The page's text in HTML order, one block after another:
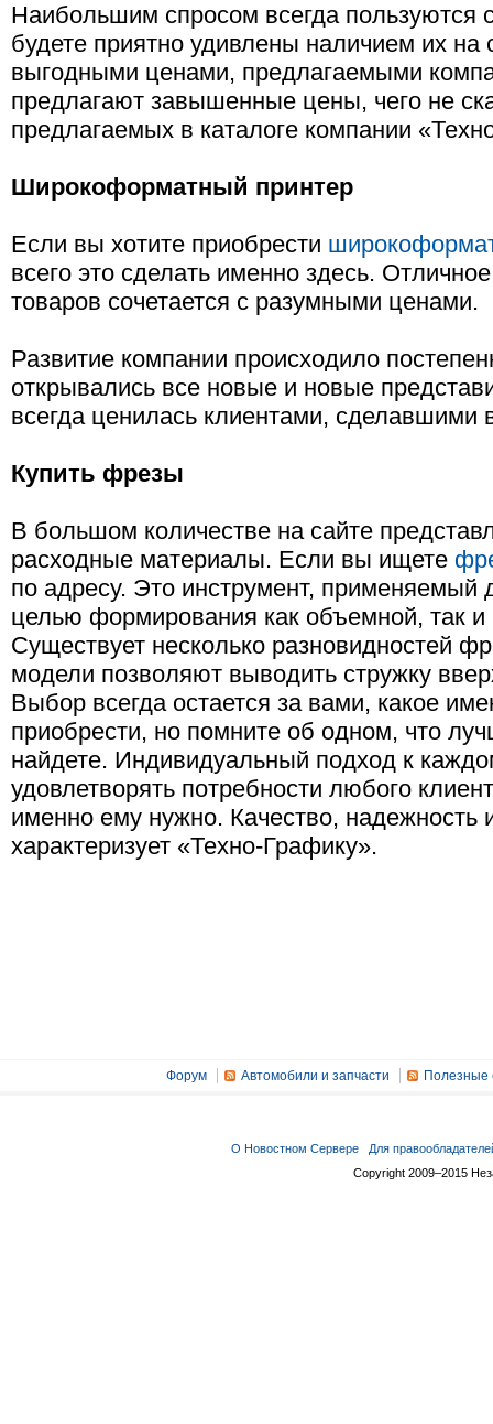
Наибольшим спросом всегда
будете приятно удивлены наличием их
выгодными ценами, предлагаемыми
предлагают завышенные цены, чего не
предлагаемых в каталоге компании
Широкоформатный принтер
Если вы хотите приобрести
всего это сделать именно здесь.
товаров сочетается с разумными ценами.
Развитие компании происходило
открывались все новые и новые
всегда ценилась клиентами, сделавшими
Купить фрезы
В большом количестве на сайте
расходные материалы. Если вы ищете
по адресу. Это инструмент, применяемый
целью формирования как объемной, так и
Существует несколько разновидностей
модели позволяют выводить стружку
Выбор всегда остается за вами, какое
приобрести, но помните об одном, что
найдете. Индивидуальный подход к
удовлетворять потребности любого
именно ему нужно. Качество, надежность
характеризует «Техно-Графику».
Форум Автомобили и запчасти Полезные
О Новостном Сервере
Для
Copyright 2009–2015